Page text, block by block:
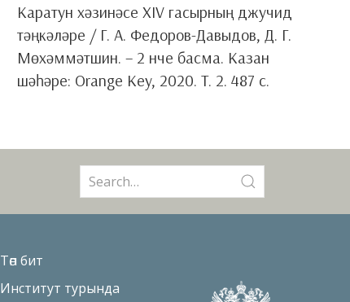
Каратун хәзинәсе XIV гасырның джучид
тәңкәләре / Г. А. Федоров-Давыдов, Д. Г.
Мөхәммәтшин. – 2 нче басма. Казан
шәһәре: Orange Key, 2020. Т. 2. 487 с.
for:
Төп бит
Институт турында